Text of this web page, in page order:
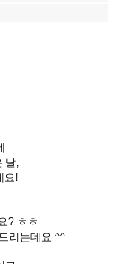
날,
요!
? ㅎㅎ
리는데요 ^^